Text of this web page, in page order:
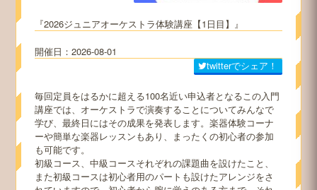
2026ジュニアオーケストラ体験講座【1日目】
2026-08-01
twitterでシェア！
毎回定員をはるかに超える100名近い申込者となるこの入門
講座では、オーケストラで演奏することについてみんなで
学び、最終日にはその成果を発表します。楽器体験コーナ
ーや簡単な楽器レッスンもあり、まったくの初心者の参加
も可能です。
初級コース、中級コースそれぞれの課題曲を設けたこと、
また初級コースは初心者用のパートも設けたアレンジをさ